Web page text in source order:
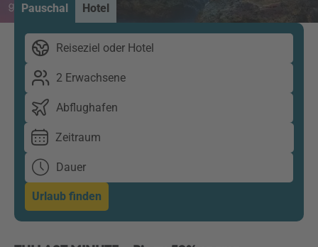
Pauschal Hotel
Reiseziel oder Hotel
2 Erwachsene
Abflughafen
Zeitraum
Dauer
Urlaub finden